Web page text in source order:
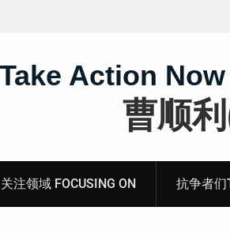
Take Action
曹顺
关注领域 FOCUSING ON 抗争者们